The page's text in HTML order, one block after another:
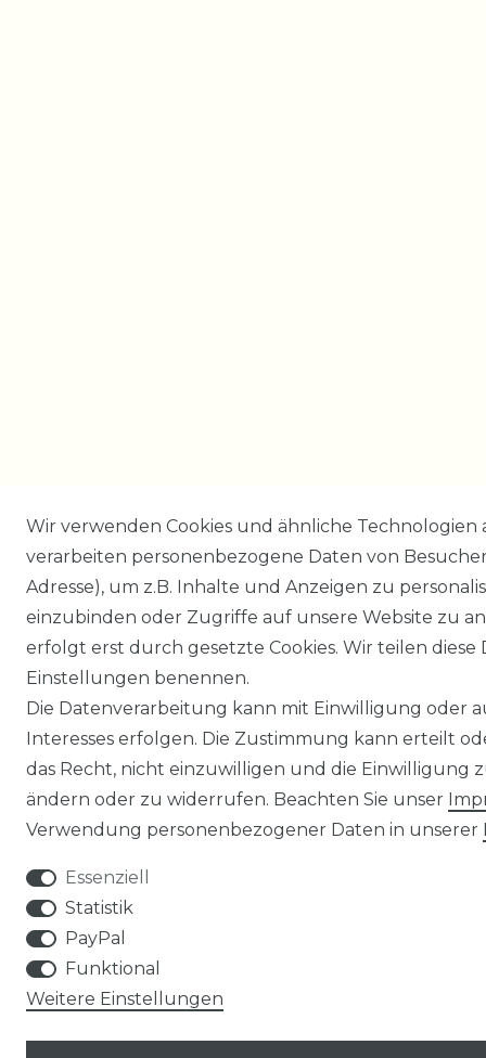
Wir verwenden Cookies und ähnliche
verarbeiten personenbezogene Daten von
Adresse), um z.B. Inhalte und Anzeigen zu
einzubinden oder Zugriffe auf unsere Website zu
erfolgt erst durch gesetzte Cookies. Wir teilen
Einstellungen benennen.
Die Datenverarbeitung kann mit Einwilligung oder
Interesses erfolgen. Die Zustimmung kann erteilt
das Recht, nicht einzuwilligen und die Einwilligung
ändern oder zu widerrufen. Beachten Sie unser
Verwendung personenbezogener Daten in unserer
Essenziell
Statistik
PayPal
Funktional
Weitere Einstellungen